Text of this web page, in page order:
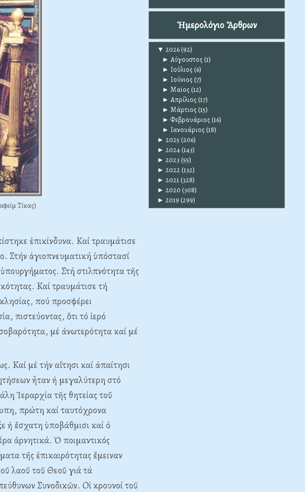
Τίκας)
ἐπικίνδυνα. Kαί τραυμάτισε
Στήν ἁγιοπνευματική ὑπόστασί
Στή στιλπνότητα τῆς
Kαί τραυμάτισε τή
πού προσφέρει
πιστεύοντας, ὅτι τό ἱερό
μέ ἀνωτερότητα καί μέ
Kαί μέ τήν αἴτησι καί ἀπαίτησι
ἦταν ἡ μεγαλύτερη στό
Ἱεραρχία τῆς θητείας τοῦ
πρώτη καί ταυτόχρονα
ἡ ἔσχατη ὑποβάθμισι καί ὀ
ἀρνητικά. Ὁ ποιμαντικός
τῆς ἐπικαιρότητας ἔμειναν
λαοῦ τοῦ Θεοῦ γιά τά
Συνοδικῶν. Oἱ κρουνοί τοῦ
Ἡμερολόγιο Ἄρθρων
▼ 2026(92)
► Αύγουστος (1)
► Ιούλιος (6)
► Ιούνιος (7)
► Μαϊος (12)
► Απρίλιος (17)
► Μάρτιος (15)
► Φεβρουάριος (16)
► Ιανουάριος (18)
► 2025 (206)
► 2024(143)
► 2023 (55)
► 2022(132)
► 2021(328)
► 2020 (308)
► 2019 (299)